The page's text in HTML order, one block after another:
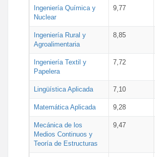
Ingeniería Química y
Nuclear
9,77
Ingeniería Rural y
Agroalimentaria
8,85
Ingeniería Textil y
Papelera
7,72
Lingüística Aplicada 7,10
Matemática Aplicada 9,28
Mecánica de los
Medios Continuos y
Teoría de Estructuras
9,47